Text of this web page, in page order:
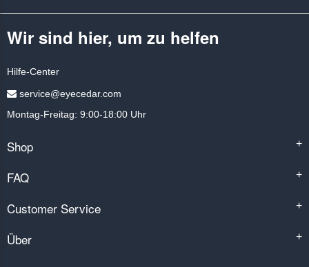
Wir sind hier, um zu helfen
Hilfe-Center
service@eyecedar.com
Montag-Freitag: 9:00-18:00 Uhr
Shop +
FAQ +
Customer Service +
Über +